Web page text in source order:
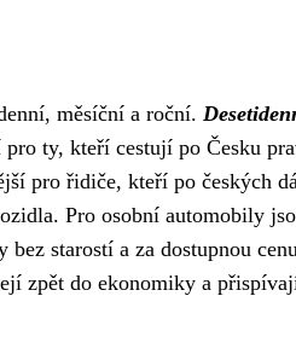
měsíční a roční.
pro ty, kteří cestují po Česku
pro řidiče, kteří po českých
Pro osobní automobily
starostí a za dostupnou
zpět do ekonomiky a